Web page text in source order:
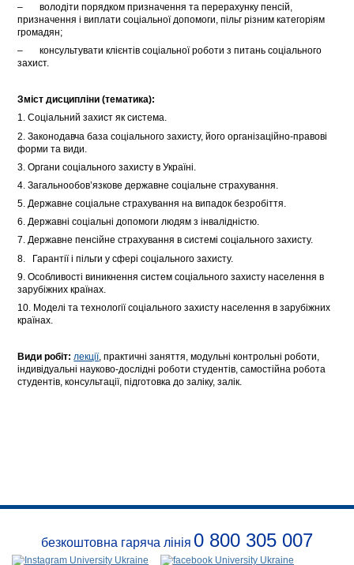
– володіти порядком призначення та перерахунку пенсій,
призначення і виплати соціальної допомоги, пільг різним категоріям
громадян;
– консультувати клієнтів соціальної роботи з питань соціального
захист.
Зміст дисципліни (тематика):
1. Соціальний захист як система.
2. Законодавча база соціального захисту, його організаційно-правові
форми та види.
3. Органи соціального захисту в Україні.
4. Загальнообов’язкове державне соціальне страхування.
5. Державне соціальне страхування на випадок безробіття.
6. Державні соціальні допомоги людям з інвалідністю.
7. Державне пенсійне страхування в системі соціального захисту.
8. Гарантії і пільги у сфері соціального захисту.
9. Особливості виникнення систем соціального захисту населення в
зарубіжних країнах.
10. Моделі та технології соціального захисту населення в зарубіжних
країнах.
Види робіт: лекції, практичні заняття, модульні контрольні роботи,
індивідуальні науково-дослідні роботи студентів, самостійна робота
студентів, консультації, підготовка до заліку, залік.
безкоштовна гаряча лінія 0 800 305 007
Про